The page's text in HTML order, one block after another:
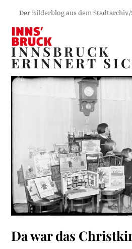
Der Bilderblog aus dem
INNSBRUCK
ERINNERT
Da war das